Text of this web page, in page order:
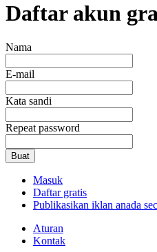
Daftar akun
Nama
E-mail
Kata sandi
Repeat password
Buat
Masuk
Daftar gratis
Publikasikan iklan anada
Aturan
Kontak